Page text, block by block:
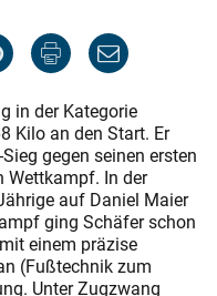
in der Kategorie
Kilo an den Start. Er
gegen seinen ersten
Wettkampf. In der
auf Daniel Maier
ging Schäfer schon
einem präzise
(Fußtechnik zum
Unter Zugzwang